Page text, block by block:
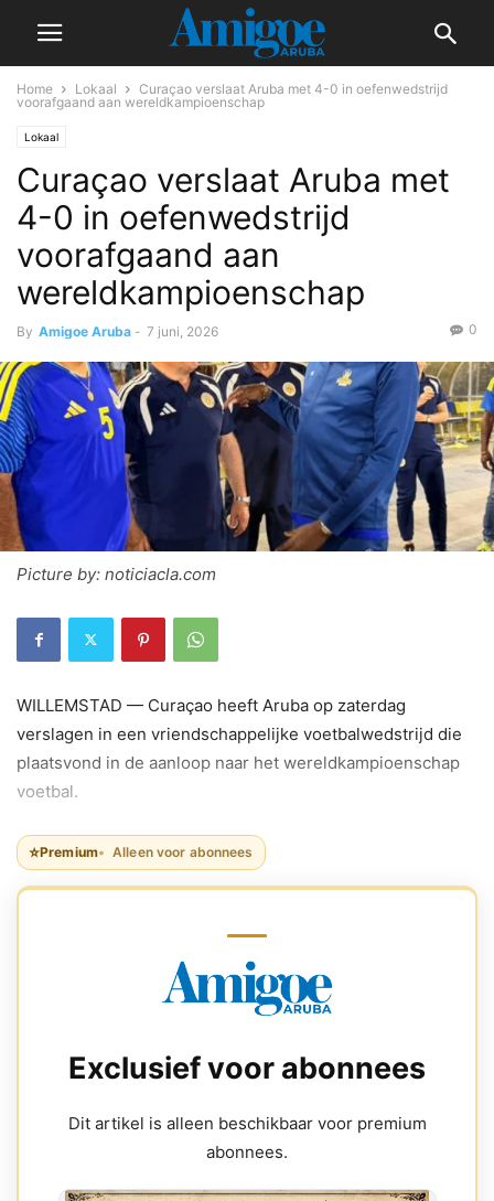
Home Lokaal
Curaçao verslaat Aruba met 4-0 in oefenwedstrijd
voorafgaand aan wereldkampioenschap
Lokaal
Curaçao verslaat Aruba met
4-0 in oefenwedstrijd
voorafgaand aan
wereldkampioenschap
By Amigoe Aruba - 7 juni, 2026 0
Picture by: noticiacla.com
WILLEMSTAD — Curaçao heeft Aruba op zaterdag
verslagen in een vriendschappelijke voetbalwedstrijd die
plaatsvond in de aanloop naar het wereldkampioenschap
voetbal.
⭐Premium Alleen voor abonnees
Exclusief voor abonnees
Dit artikel is alleen beschikbaar voor premium
abonnees.